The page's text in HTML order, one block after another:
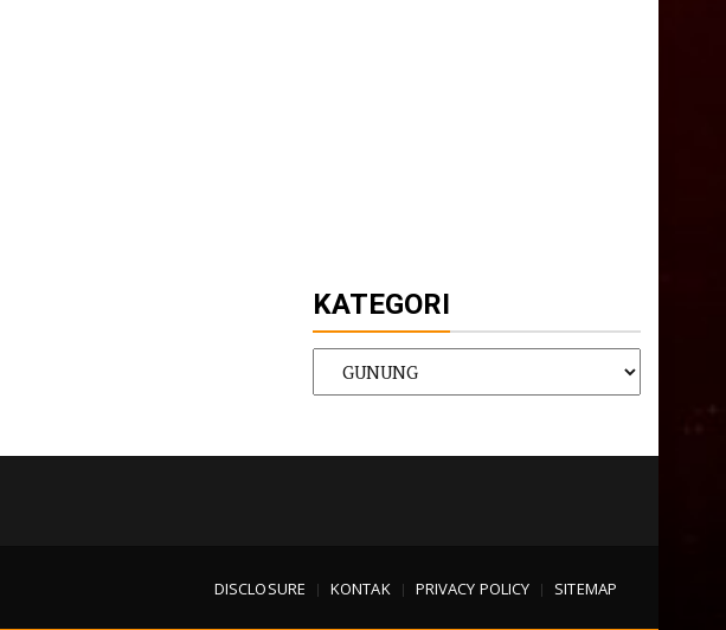
KATEGORI
DISCLOSURE KONTAK PRIVACY POLICY SITEMAP